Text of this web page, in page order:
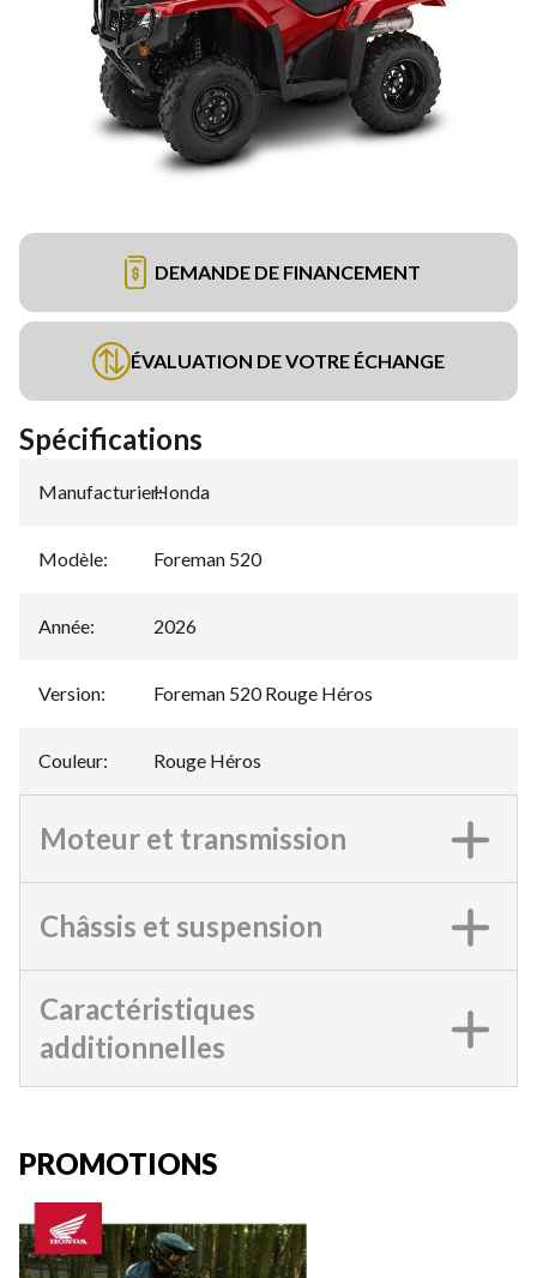
DEMANDE DE FINANCEMENT
ÉVALUATION DE VOTRE ÉCHANGE
Spécifications
Manufacturier:
Honda
Modèle: Foreman 520
Année: 2026
Version: Foreman 520 Rouge Héros
Couleur: Rouge Héros
Moteur et transmission
Châssis et suspension
Caractéristiques
additionnelles
PROMOTIONS